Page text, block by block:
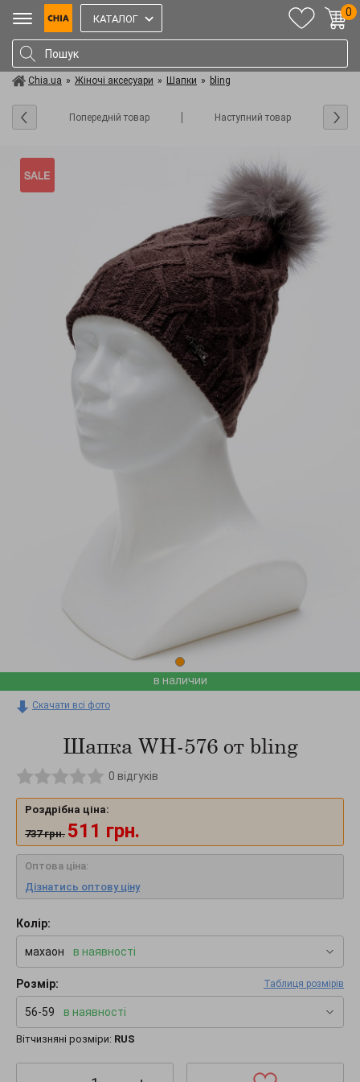
КАТАЛОГ
0
Chia.ua » Жіночі аксесуари » Шапки » bling
Попередній товар Наступний товар
в наличии
Скачати всі фото
Шапка WH-576 от bling
0 відгуків
Роздрібна ціна:
737 грн. 511 грн.
Оптова ціна:
Дізнатись оптову ціну
Колір:
махаон в наявності
Розмір: Таблиця розмірів
56-59 в наявності
Вітчизняні розміри: RUS